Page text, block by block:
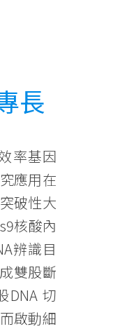
長
率基因
應用在
破性大
核酸內
辨識目
雙股斷
DNA 切
啟動細